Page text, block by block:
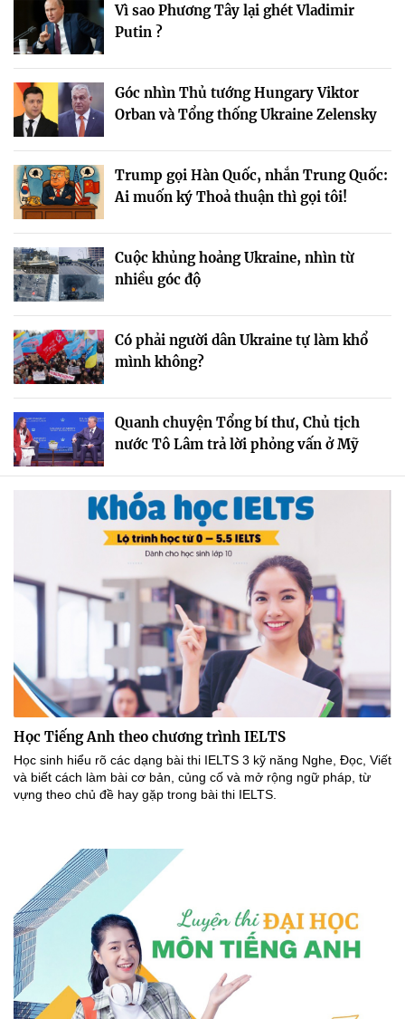
Vì sao Phương Tây lại ghét Vladimir
Putin ?
Góc nhìn Thủ tướng Hungary Viktor
Orban và Tổng thống Ukraine Zelensky
Trump gọi Hàn Quốc, nhắn Trung Quốc:
Ai muốn ký Thoả thuận thì gọi tôi!
Cuộc khủng hoảng Ukraine, nhìn từ
nhiều góc độ
Có phải người dân Ukraine tự làm khổ
mình không?
Quanh chuyện Tổng bí thư, Chủ tịch
nước Tô Lâm trả lời phỏng vấn ở Mỹ
Học Tiếng Anh theo chương trình IELTS
Học sinh hiểu rõ các dạng bài thi IELTS 3 kỹ năng Nghe, Đọc, Viết
và biết cách làm bài cơ bản, củng cố và mở rộng ngữ pháp, từ
vựng theo chủ đề hay gặp trong bài thi IELTS.